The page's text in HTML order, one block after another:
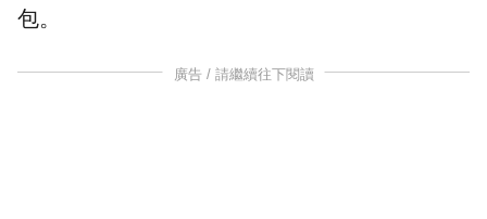
包。
廣告 / 請繼續往下閱讀